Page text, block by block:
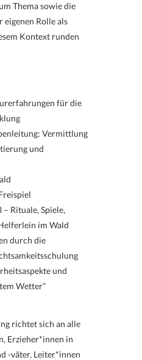
Thema sowie die
eigenen Rolle als
Kontext runden
für die
Vermittlung
und
Rituale, Spiele,
im Wald
durch die
und
Wetter”
richtet sich an alle
Erzieher*innen in
-väter, Leiter*innen